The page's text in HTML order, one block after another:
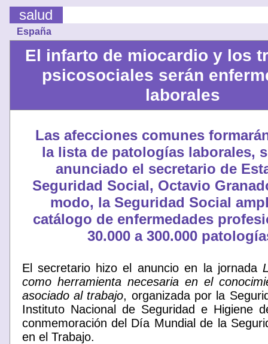
salud
España
El infarto de miocardio y los
psicosociales serán
laborales
Las afecciones comunes
la lista de patologías laborales,
anunciado el secretario de
Seguridad Social, Octavio
modo, la Seguridad Social
catálogo de enfermedades
30.000 a 300.000
El secretario hizo el anuncio en la jornada
como herramienta necesaria en el
asociado al trabajo, organizada por la
Instituto Nacional de Seguridad e Higiene
conmemoración del Día Mundial de la
en el Trabajo.